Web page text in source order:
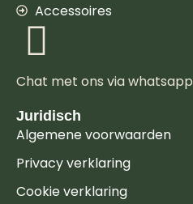
Accessoires
Chat met ons via whatsapp
Juridisch
Algemene voorwaarden
Privacy verklaring
Cookie verklaring